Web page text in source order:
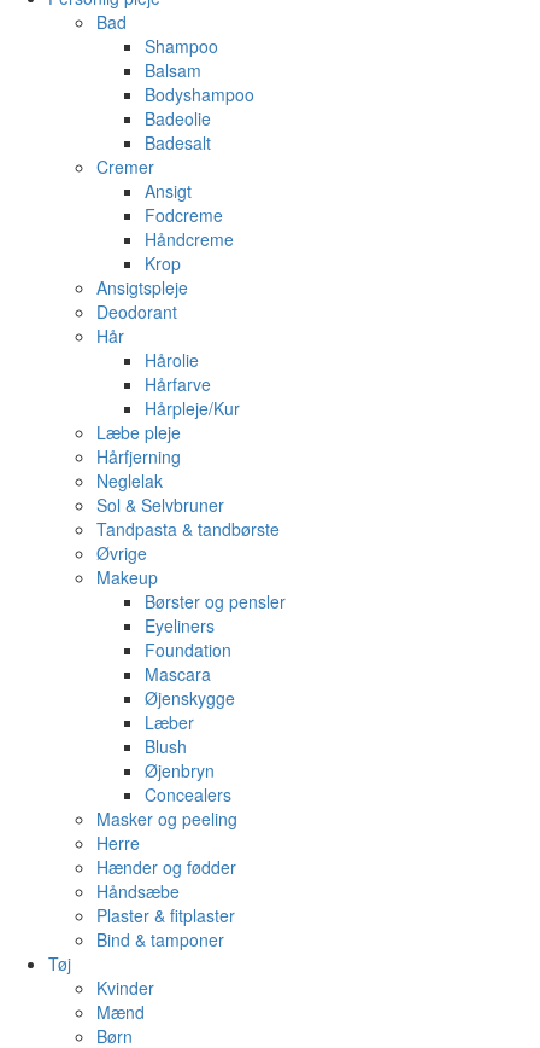
Bad
Shampoo
Balsam
Bodyshampoo
Badeolie
Badesalt
Cremer
Ansigt
Fodcreme
Håndcreme
Krop
Ansigtspleje
Deodorant
Hår
Hårolie
Hårfarve
Hårpleje/Kur
Læbe pleje
Hårfjerning
Neglelak
Sol & Selvbruner
Tandpasta & tandbørste
Øvrige
Makeup
Børster og pensler
Eyeliners
Foundation
Mascara
Øjenskygge
Læber
Blush
Øjenbryn
Concealers
Masker og peeling
Herre
Hænder og fødder
Håndsæbe
Plaster & fitplaster
Bind & tamponer
Tøj
Kvinder
Mænd
Børn